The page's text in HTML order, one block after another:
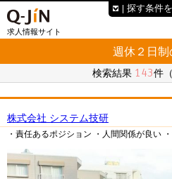
求人情報サイト
週休２日制
検索結果 143件
株式会社 システム技研
・責任あるポジション ・人間関係が良い
探す条件